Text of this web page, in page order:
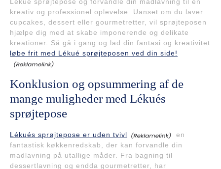
Lékué sprøjtepose og forvandle din madlavning til en
kreativ og professionel oplevelse. Uanset om du laver
cupcakes, dessert eller gourmetretter, vil sprøjteposen
hjælpe dig med at skabe imponerende og delikate
kreationer. Så gå i gang og lad din fantasi og kreativitet
løbe frit med Lékué sprøjteposen ved din side!
Konklusion og opsummering af de
mange muligheder med Lékués
sprøjtepose
Lékués sprøjtepose er uden tvivl
en
fantastisk køkkenredskab, der kan forvandle din
madlavning på utallige måder. Fra bagning til
dessertlavning og endda gourmetretter, har